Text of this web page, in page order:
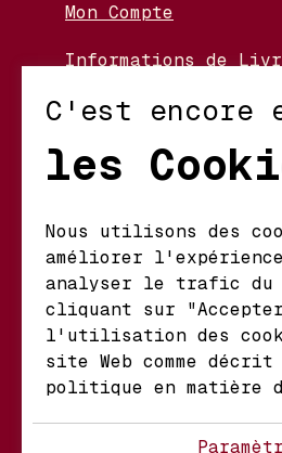
Mon Compte
Informations de
Conditions
Mathieu S.A. Vins
d'origine
Chemin du Coteau 29
1123 Aclens Suisse
C'est encore
les
Nous utilisons des
améliorer
analyser le trafic du
cliquant sur
l'utilisation des
site Web comme
politique en matière